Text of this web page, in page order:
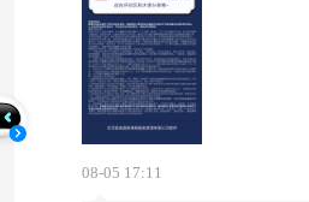
08-05 17:11